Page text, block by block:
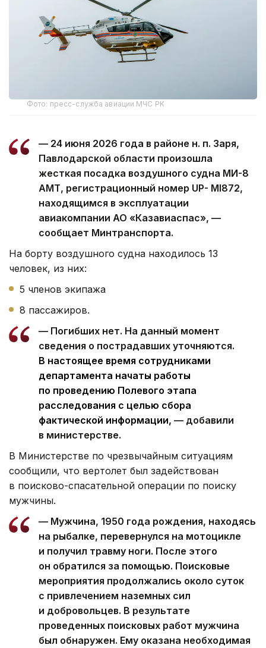
Фото: пресс-служба авиации МЧС РК
— 24 июня 2026 года в районе н. п. Заря,
Павлодарской области произошла
жесткая посадка воздушного судна МИ-8
АМТ, регистрационный номер UP- MI872,
находящимся в эксплуатации
авиакомпании АО «Казавиаспас», —
сообщает Минтранспорта.
На борту воздушного судна находилось 13
человек, из них:
5 членов экипажа
8 пассажиров.
— Погибших нет. На данный момент
сведения о пострадавших уточняются.
В настоящее время сотрудниками
департамента начаты работы
по проведению Полевого этапа
расследования с целью сбора
фактической информации, — добавили
в министерстве.
В Министерстве по чрезвычайным ситуациям
сообщили, что вертолет был задействован
в поисково-спасательной операции по поиску
мужчины.
— Мужчина, 1950 года рождения, находясь
на рыбалке, перевернулся на мотоцикле
и получил травму ноги. После этого
он обратился за помощью. Поисковые
мероприятия продолжались около суток
с привлечением наземных сил
и добровольцев. В результате
проведенных поисковых работ мужчина
был обнаружен. Ему оказана необходимая